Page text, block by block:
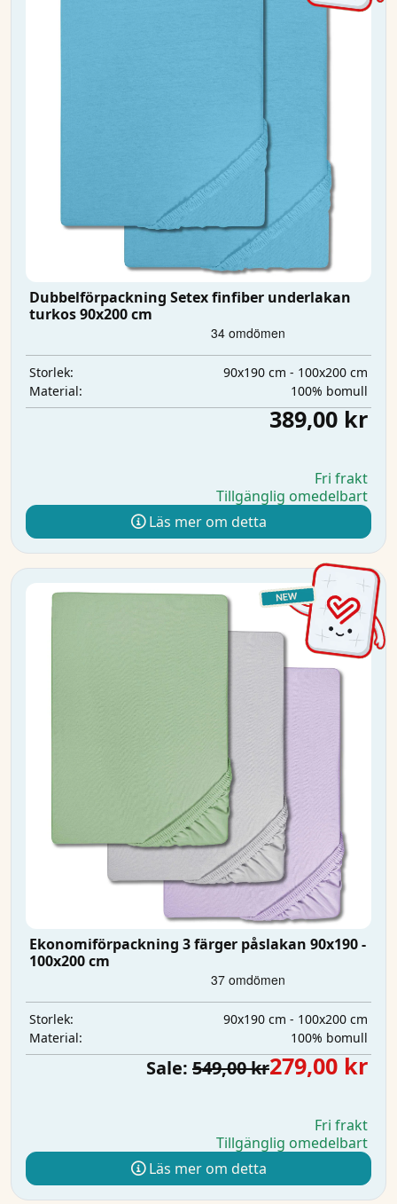
Dubbelförpackning Setex finfiber underlakan
turkos 90x200 cm
Storlek:
90x190 cm - 100x200 cm
Material:
100% bomull
389,00 kr
Fri frakt
Tillgänglig omedelbart
Läs mer om detta
Ekonomiförpackning 3 färger påslakan 90x190 -
100x200 cm
Storlek:
90x190 cm - 100x200 cm
Material:
100% bomull
Sale: 549,00 kr279,00 kr
Fri frakt
Tillgänglig omedelbart
Läs mer om detta